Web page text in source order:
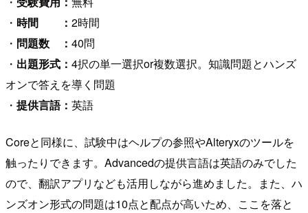
・ 時間 ： 2時間
・ 問題数 ： 40問
・ 出題形式： 4択の単一選択or複数選択。知識問題とハンズ
オンで答えを導く問題
・ 提供言語： 英語
Coreと同様に、試験中はヘルプの参照やAlteryxのツールを
触ったりできます。Advancedの提供言語は英語のみでした
ので、翻訳アプリなども活用しながら進めました。また、ハ
ンズオン形式の問題は10点と配点が高いため、ここを落と